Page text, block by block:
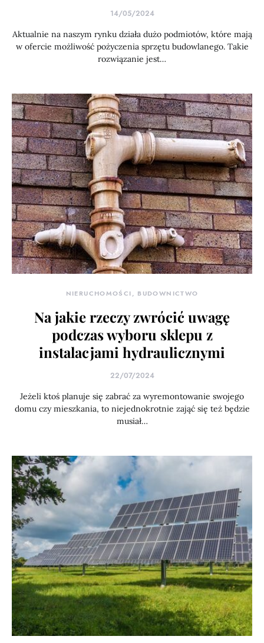
14/05/2024
Aktualnie na naszym rynku działa dużo podmiotów, które mają
w ofercie możliwość pożyczenia sprzętu budowlanego. Takie
rozwiązanie jest…
NIERUCHOMOŚCI, BUDOWNICTWO
Na jakie rzeczy zwrócić uwagę
podczas wyboru sklepu z
instalacjami hydraulicznymi
22/07/2024
Jeżeli ktoś planuje się zabrać za wyremontowanie swojego
domu czy mieszkania, to niejednokrotnie zająć się też będzie
musiał…